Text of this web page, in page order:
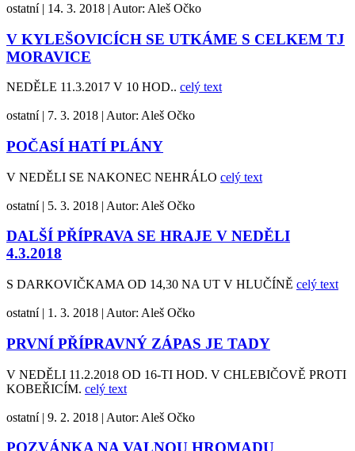
ostatní | 14. 3. 2018 | Autor: Aleš Očko
V KYLEŠOVICÍCH SE UTKÁME S CELKEM TJ
MORAVICE
NEDĚLE 11.3.2017 V 10 HOD.. celý text
ostatní | 7. 3. 2018 | Autor: Aleš Očko
POČASÍ HATÍ PLÁNY
V NEDĚLI SE NAKONEC NEHRÁLO celý text
ostatní | 5. 3. 2018 | Autor: Aleš Očko
DALŠÍ PŘÍPRAVA SE HRAJE V NEDĚLI
4.3.2018
S DARKOVIČKAMA OD 14,30 NA UT V HLUČÍNĚ celý text
ostatní | 1. 3. 2018 | Autor: Aleš Očko
PRVNÍ PŘÍPRAVNÝ ZÁPAS JE TADY
V NEDĚLI 11.2.2018 OD 16-TI HOD. V CHLEBIČOVĚ PROTI
KOBEŘICÍM. celý text
ostatní | 9. 2. 2018 | Autor: Aleš Očko